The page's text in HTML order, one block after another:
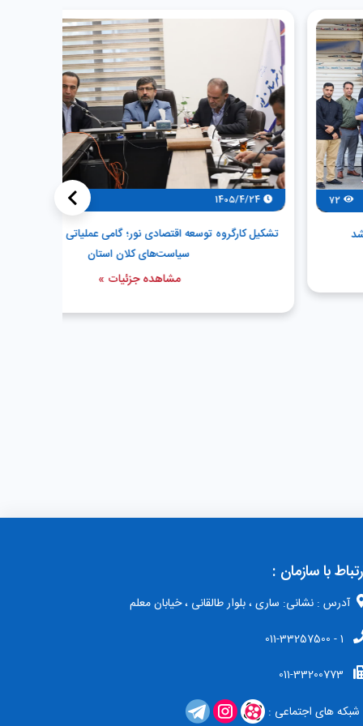
1405/4/24
142
تشکیل کارگروه توسعه اقتصادی نور؛ گامی عملیاتی در مسیر تحقق
سیاست‌های کلان استان
مشاهده جزئیات »
>
با سازمان :
آدرس : نشانی: ساری ، بلوار طالقانی ، خیابان معلم
1 - 011-33257500
011-33200773
شبکه های اجتماعی :